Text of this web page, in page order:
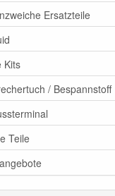
Ersatzteile
Kits
/ Bespannstoff
Teile